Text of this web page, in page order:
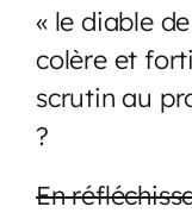
« le diable
colère et
scrutin au
?
En